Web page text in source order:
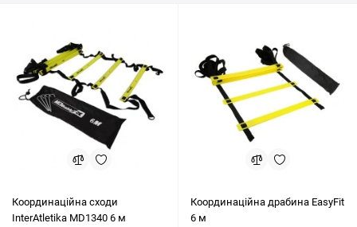
Координаційна сходи
InterAtletika MD1340 6 м
Координаційна драбина EasyFit
6 м